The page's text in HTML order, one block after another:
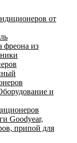
от
фреона из
и
Goodyear,
припой для